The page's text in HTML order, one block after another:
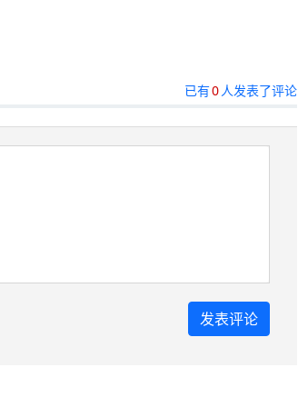
已有0人发表了评论